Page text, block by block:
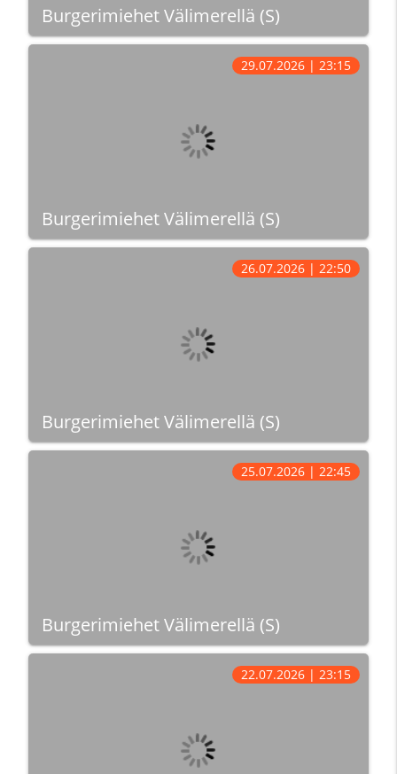
Burgerimiehet Välimerellä (S)
Burgerimiehet Välimerellä (S)
29.07.2026 | 23:15
Burgerimiehet Välimerellä (S)
26.07.2026 | 22:50
Burgerimiehet Välimerellä (S)
25.07.2026 | 22:45
22.07.2026 | 23:15